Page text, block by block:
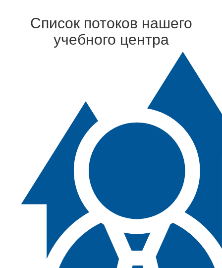
Список потоков нашего
учебного центра